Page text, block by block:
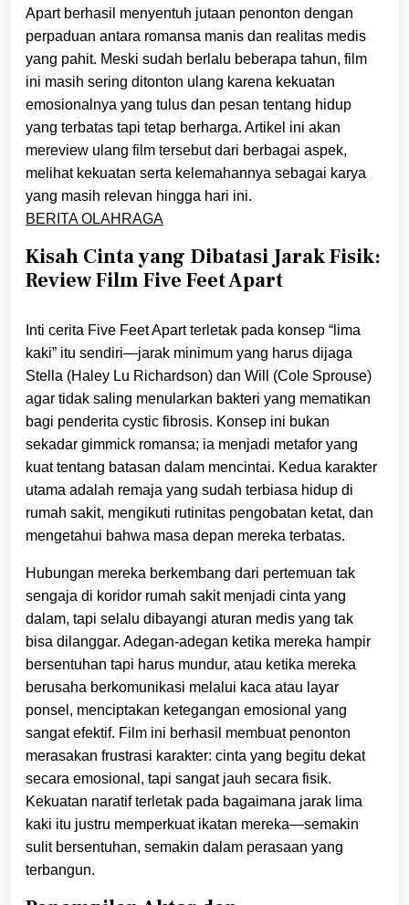
Apart berhasil menyentuh jutaan penonton dengan
perpaduan antara romansa manis dan realitas medis
yang pahit. Meski sudah berlalu beberapa tahun, film
ini masih sering ditonton ulang karena kekuatan
emosionalnya yang tulus dan pesan tentang hidup
yang terbatas tapi tetap berharga. Artikel ini akan
mereview ulang film tersebut dari berbagai aspek,
melihat kekuatan serta kelemahannya sebagai karya
yang masih relevan hingga hari ini.
BERITA OLAHRAGA
Kisah Cinta yang Dibatasi Jarak Fisik:
Review Film Five Feet Apart
Inti cerita Five Feet Apart terletak pada konsep “lima
kaki” itu sendiri—jarak minimum yang harus dijaga
Stella (Haley Lu Richardson) dan Will (Cole Sprouse)
agar tidak saling menularkan bakteri yang mematikan
bagi penderita cystic fibrosis. Konsep ini bukan
sekadar gimmick romansa; ia menjadi metafor yang
kuat tentang batasan dalam mencintai. Kedua karakter
utama adalah remaja yang sudah terbiasa hidup di
rumah sakit, mengikuti rutinitas pengobatan ketat, dan
mengetahui bahwa masa depan mereka terbatas.
Hubungan mereka berkembang dari pertemuan tak
sengaja di koridor rumah sakit menjadi cinta yang
dalam, tapi selalu dibayangi aturan medis yang tak
bisa dilanggar. Adegan-adegan ketika mereka hampir
bersentuhan tapi harus mundur, atau ketika mereka
berusaha berkomunikasi melalui kaca atau layar
ponsel, menciptakan ketegangan emosional yang
sangat efektif. Film ini berhasil membuat penonton
merasakan frustrasi karakter: cinta yang begitu dekat
secara emosional, tapi sangat jauh secara fisik.
Kekuatan naratif terletak pada bagaimana jarak lima
kaki itu justru memperkuat ikatan mereka—semakin
sulit bersentuhan, semakin dalam perasaan yang
terbangun.